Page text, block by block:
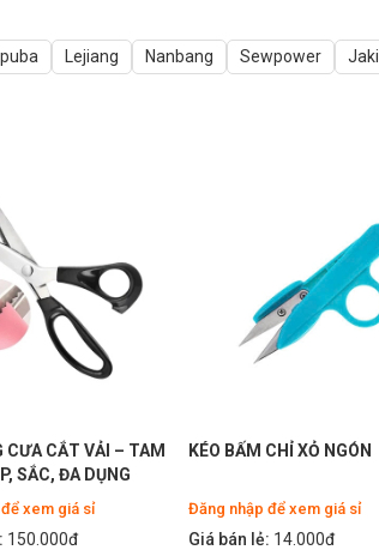
Lejiang Nanbang Sewpower Jaki
CƯA CẮT VẢI – TAM
SẮC, ĐA DỤNG
xem giá sỉ
150.000đ
KÉO BẤM CHỈ XỎ NGÓN
Đăng nhập để xem giá sỉ
Giá bán lẻ: 14.000đ